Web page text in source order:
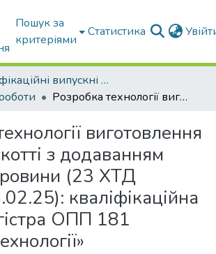
Пошук за
критеріями
Статистика
Кваліфікаційні випускні роботи бакалаврів і магістрів
Розробка технології виготовлення печива біскотті з додаванням грибної сировини (23 ХТД 12885038.02.25): кваліфікаційна робота магістра ОПП 181 «Харчові технології»
виготовлення
з додаванням
(23 ХТД
кваліфікаційна
ОПП 181